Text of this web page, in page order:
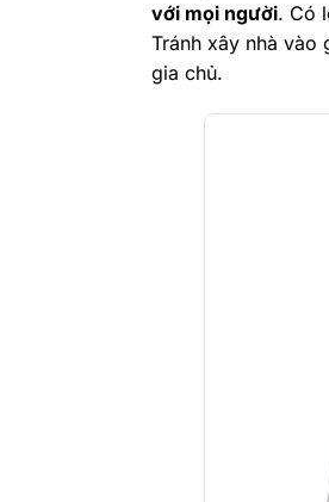
với mọi người. Có
Tránh xây nhà vào
gia chủ.